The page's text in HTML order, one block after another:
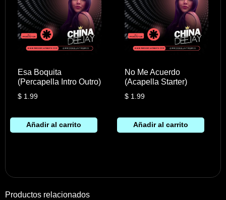
Esa Boquita
(Percapella Intro Outro)
$1.99
Añadir al carrito
No Me Acuerdo
(Acapella Starter)
$ 1.99
Añadir al carrito
Productos relacionados